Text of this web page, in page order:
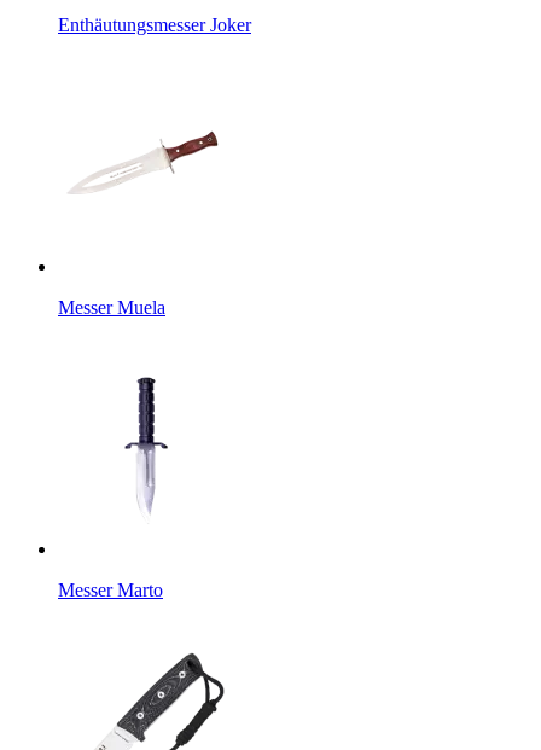
Enthäutungsmesser Joker
Messer Muela
Messer Marto